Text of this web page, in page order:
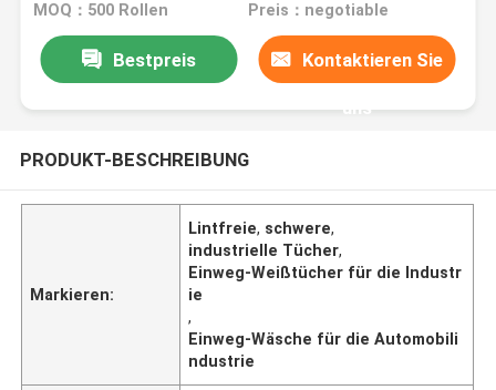
MOQ：500 Rollen Preis：negotiable
Bestpreis Kontaktieren Sie
uns
PRODUKT-BESCHREIBUNG
Markieren:
Lintfreie, schwere,
industrielle Tücher,
Einweg-Weißtücher für die Industr
ie
,
Einweg-Wäsche für die Automobili
ndustrie